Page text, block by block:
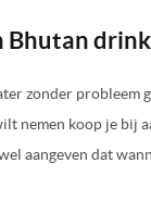
Bhutan
zonder probleem
nemen koop je bij
aangeven dat